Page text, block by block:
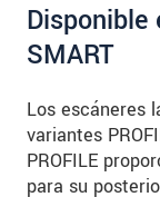
Disponible
SMART
Los escáneres
variantes
PROFILE
para su